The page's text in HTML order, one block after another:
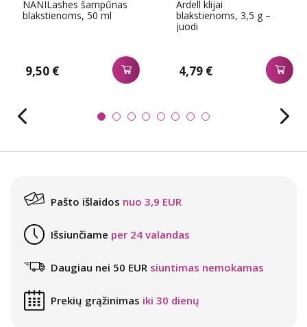
NANILashes šampűnas
blakstienoms, 50 ml
9,50 €
Ardell klijai
blakstienoms, 3,5 g –
juodi
4,79 €
Pašto išlaidos nuo 3,9 EUR
Išsiunčiame per 24 valandas
Daugiau nei 50 EUR siuntimas nemokamas
Prekių grąžinimas iki 30 dienų